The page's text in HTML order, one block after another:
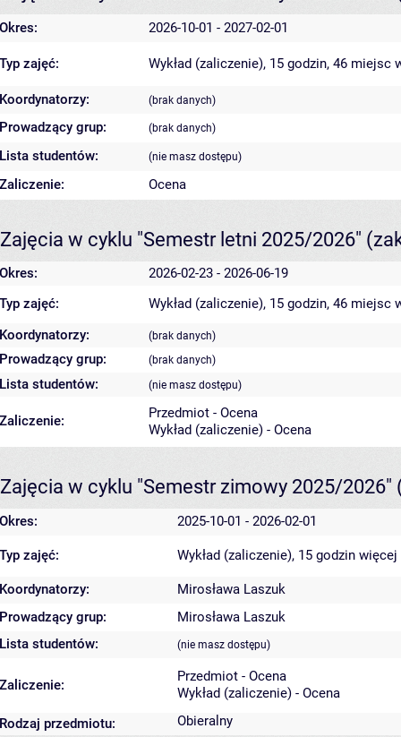
Okres: 2026-10-01 - 2027-02-01
Typ zajęć: Wykład (zaliczenie), 15 godzin, 46 miejsc
Koordynatorzy: (brak danych)
Prowadzący grup: (brak danych)
Lista studentów: (nie masz dostępu)
Zaliczenie: Ocena
Zajęcia w cyklu "Semestr letni 2025/2026"
Okres:
2026-02-23 - 2026-06-19
Typ zajęć:
Wykład (zaliczenie), 15 godzin, 46 miejsc
Koordynatorzy:
(brak danych)
Prowadzący grup: (brak danych)
Lista studentów: (nie masz dostępu)
Zaliczenie:
Przedmiot - Ocena
Wykład (zaliczenie) - Ocena
Zajęcia w cyklu "Semestr zimowy 2025/2026"
Okres: 2025-10-01 - 2026-02-01
Typ zajęć: Wykład (zaliczenie), 15 godzin
Koordynatorzy:
Mirosława Laszuk
Prowadzący grup:
Mirosława Laszuk
Lista studentów:
(nie masz dostępu)
Zaliczenie:
Przedmiot - Ocena
Wykład (zaliczenie) - Ocena
Rodzaj przedmiotu:
Obieralny